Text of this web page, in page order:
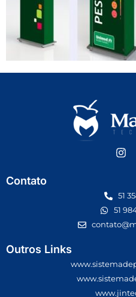
Contato
51
51
Outros Links